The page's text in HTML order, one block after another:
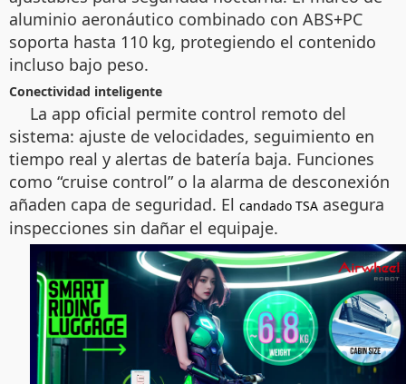
aluminio aeronáutico combinado con ABS+PC
soporta hasta 110 kg, protegiendo el contenido
incluso bajo peso.
Conectividad inteligente
La app oficial permite control remoto del
sistema: ajuste de velocidades, seguimiento en
tiempo real y alertas de batería baja. Funciones
como “cruise control” o la alarma de desconexión
añaden capa de seguridad. El candado TSA asegura
inspecciones sin dañar el equipaje.